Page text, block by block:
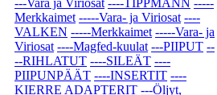
---Vara ja Viriosat ----TIPPMANN -----
Merkkaimet -----Vara- ja Viriosat ----
VALKEN -----Merkkaimet -----Vara- ja
Viriosat ----Magfed-kuulat ---PIIPUT --
--RIHLATUT ----SILEÄT ----
PIIPUNPÄÄT ----INSERTIT ----
KIERRE ADAPTERIT ---Öljyt,